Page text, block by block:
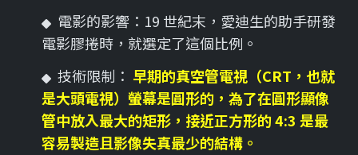
電影的影響：19 世紀末，愛迪生的助手研發
電影膠捲時，就選定了這個比例。
技術限制： 早期的真空管電視（CRT，也就
是大頭電視）螢幕是圓形的，為了在圓形顯像
管中放入最大的矩形，接近正方形的 4:3 是最
容易製造且影像失真最少的結構。